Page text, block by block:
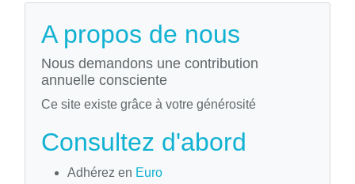
A propos de nous
Nous demandons une contribution
annuelle consciente
Ce site existe grâce à votre générosité
Consultez d'abord
Adhérez en Euro